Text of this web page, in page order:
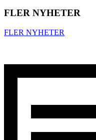
FLER NYHETER
FLER NYHETER